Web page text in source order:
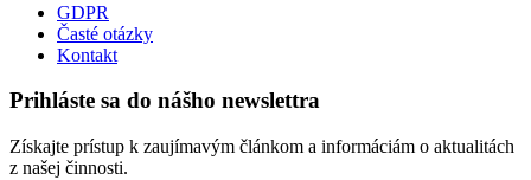
GDPR
Časté otázky
Kontakt
Prihláste sa do nášho newslettra
Získajte prístup k zaujímavým článkom a informáciám o aktualitách
z našej činnosti.